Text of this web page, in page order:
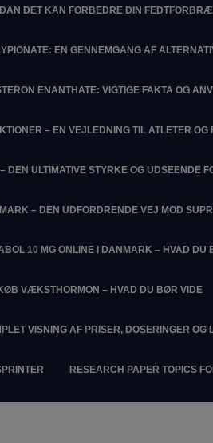
DET KAN FORBEDRE DIN
EN GENNEMGANG AF
ENANTHATE: VIGTIGE FAKTA OG
– EN VEJLEDNING TIL ATLETER OG
DEN ULTIMATIVE STYRKE OG UDSEENDE
– DEN UDFORDRENDE VEJ MOD
10 MG ONLINE I DANMARK – HVAD DU
VÆKSTHORMON – HVAD DU BØR VIDE
VISNING AF PRISER, DOSERINGER OG
RESEARCH PAPER TOPICS